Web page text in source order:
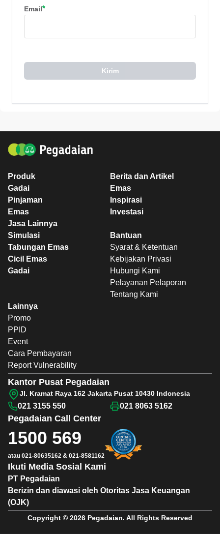
Email*
Kirim
Produk
Gadai
Pinjaman
Emas
Jasa Lainnya
Berita dan Artikel
Emas
Inspirasi
Investasi
Simulasi
Tabungan Emas
Cicil Emas
Gadai
Bantuan
Syarat & Ketentuan
Kebijakan Privasi
Hubungi Kami
Pelayanan Pelaporan
Tentang Kami
Lainnya
Promo
PPID
Event
Cara Pembayaran
Report Vulnerability
PT Pegadaian
Berizin dan diawasi oleh Otoritas Jasa Keuangan
(OJK)
Ikuti Media Sosial Kami
Pegadaian Call Center
1500 569
atau 021-80635162 & 021-8581162
Kantor Pusat Pegadaian
Jl. Kramat Raya 162 Jakarta Pusat 10430 Indonesia
021 3155 550 021 8063 5162
Copyright © 2026 Pegadaian. All Rights Reserved